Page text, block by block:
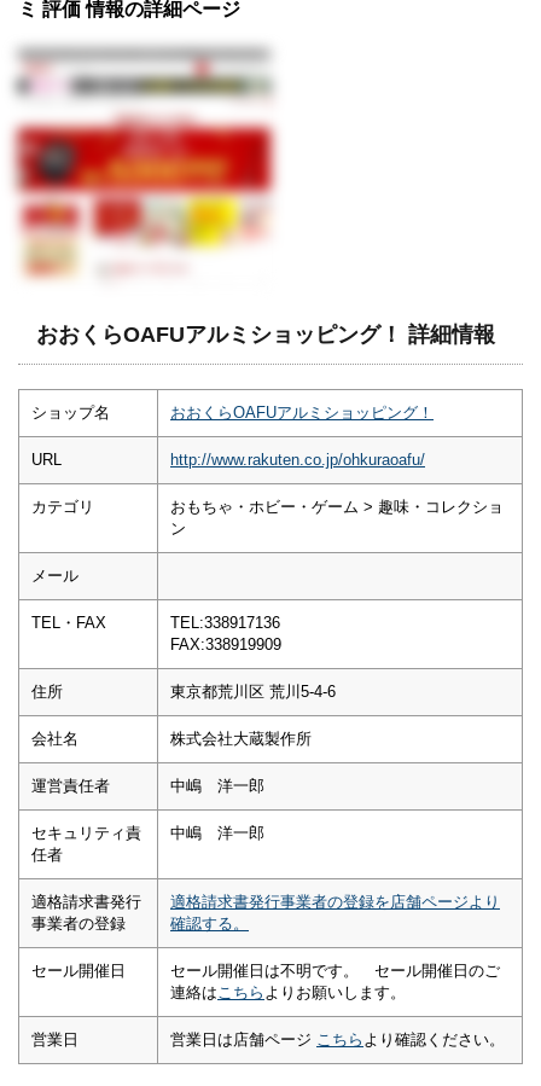
ミ 評価 情報の詳細ページ
おおくらOAFUアルミショッピング！ 詳細情報
ショップ名 おおくらOAFUアルミショッピング！
URL http://www.rakuten.co.jp/ohkuraoafu/
カテゴリ
おもちゃ・ホビー・ゲーム > 趣味・コレクショ
ン
メール
TEL・FAX
TEL:338917136
FAX:338919909
住所 東京都荒川区 荒川5-4-6
会社名 株式会社大蔵製作所
運営責任者 中嶋 洋一郎
セキュリティ責
任者
中嶋 洋一郎
適格請求書発行
事業者の登録
適格請求書発行事業者の登録を店舗ページより
確認する。
セール開催日
セール開催日は不明です。 セール開催日のご
連絡は こちら よりお願いします。
営業日 営業日は店舗ページ こちら より確認ください。